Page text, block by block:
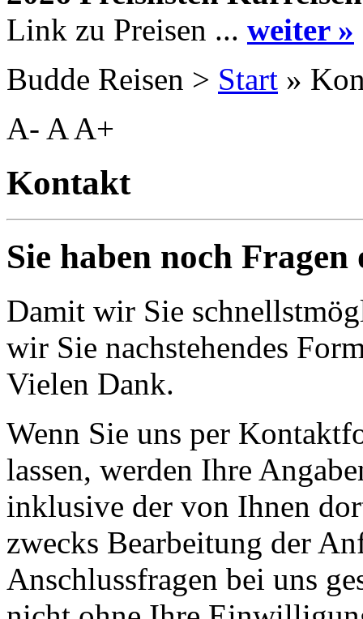
Link zu Preisen ... weiter »
Budde Reisen > Start »
A- A A+
Kontakt
Sie haben noch
Damit wir Sie
wir Sie nachstehendes
Vielen Dank.
Wenn Sie uns per
lassen, werden Ihre
inklusive der von Ihnen
zwecks Bearbeitung der
Anschlussfragen bei uns